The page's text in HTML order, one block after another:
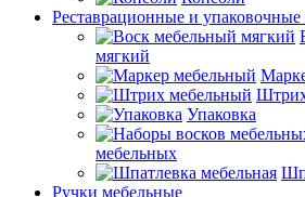
Реставрационные и
мягкий
Упаковка
мебельных
Ручки мебельные